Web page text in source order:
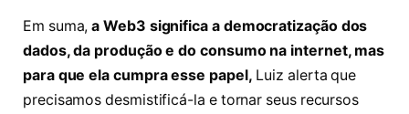
Em suma,a Web3 significa a democratização dos
dados, da produção e do consumo na internet, mas
para que ela cumpra esse papel, Luiz alerta que
precisamos desmistificá-la e tornar seus recursos